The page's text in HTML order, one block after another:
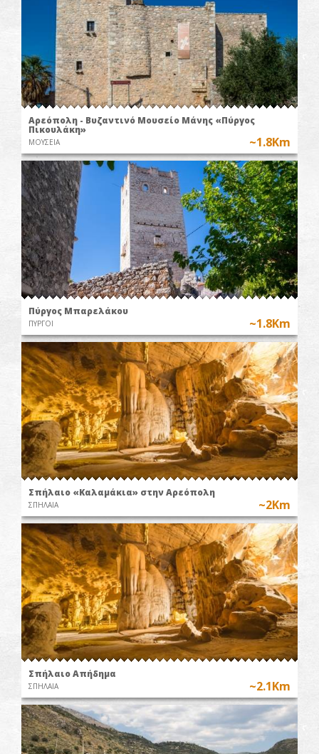
Αρεόπολη - Βυζαντινό Μουσείο Μάνης «Πύργος
Πικουλάκη»
ΜΟΥΣΕΙΑ ~1.8Km
Πύργος Μπαρελάκου
ΠΥΡΓΟΙ ~1.8Km
Σπήλαιο «Καλαμάκια» στην Αρεόπολη
ΣΠΗΛΑΙΑ ~2Km
Σπήλαιο Απήδημα
ΣΠΗΛΑΙΑ ~2.1Km